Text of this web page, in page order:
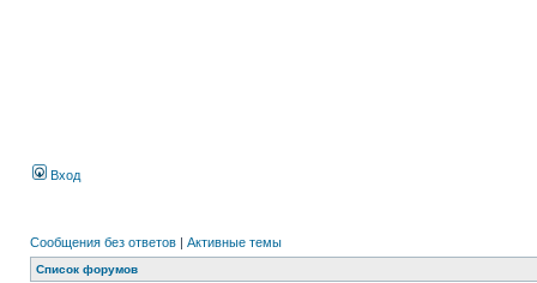
Вход
Сообщения без ответов | Активные темы
Список форумов